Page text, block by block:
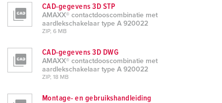
CAD-gegevens 3D STP
AMAXX® contactdooscombinatie met
aardlekschakelaar type A 920022
ZIP, 6 MB
CAD-gegevens 3D DWG
AMAXX® contactdooscombinatie met
aardlekschakelaar type A 920022
ZIP, 18 MB
Montage- en gebruikshandleiding